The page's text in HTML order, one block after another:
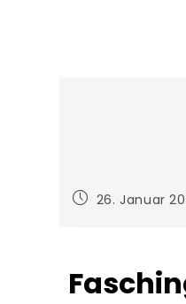
26. Januar